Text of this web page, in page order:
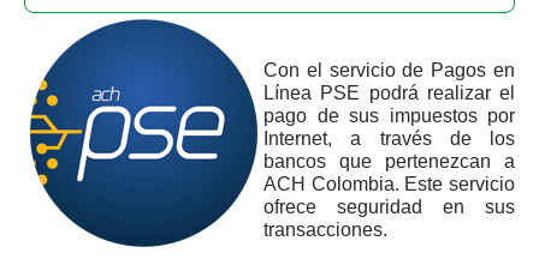
Con el servicio de Pagos en
Línea PSE podrá realizar el
pago de sus impuestos por
Internet, a través de los
bancos que pertenezcan a
ACH Colombia. Este servicio
ofrece seguridad en sus
transacciones.